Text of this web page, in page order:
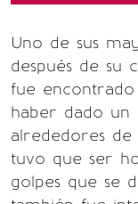
Uno de sus
después de su
fue encontrado
haber dado un
alrededores de
tuvo que ser
golpes que se